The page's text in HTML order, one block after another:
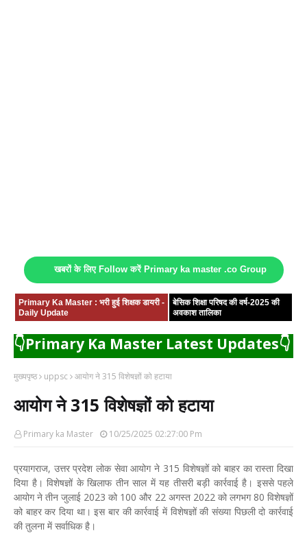
खबरों के लिए Follow करें Primary ka master .co Group
Primary Ka Master : भरी हुई शिक्षक डायरी -
Daily Update
बेसिक शिक्षा परिषद की वर्ष-2025 की
अवकाश तालिका
👇Primary Ka Master Latest Updates👇
मुख्यपृष्ठ uppsc आयोग ने 315 विशेषज्ञों को हटाया
आयोग ने 315 विशेषज्ञों को हटाया
Primary ka Master 10/25/2025 02:27:00 Pm
प्रयागराज, उत्तर प्रदेश लोक सेवा आयोग ने 315 विशेषज्ञों को बाहर का रास्ता दिखा
दिया है। विशेषज्ञों के खिलाफ तीन साल में यह तीसरी बड़ी कार्रवाई है। इससे पहले
आयोग ने तीन जुलाई 2023 को 100 और 22 अगस्त 2022 को लगभग 80 विशेषज्ञों
को बाहर कर दिया था। इस बार की कार्रवाई में विशेषज्ञों की संख्या पिछली दो कार्रवाई
की तुलना में सर्वाधिक है।